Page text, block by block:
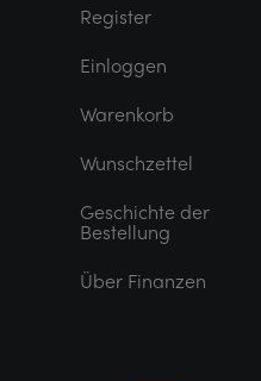
Register
Einloggen
Warenkorb
Wunschzettel
Geschichte der
Bestellung
Über Finanzen